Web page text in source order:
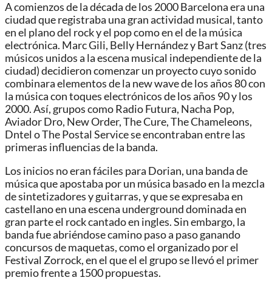
A comienzos de la década de los 2000 Barcelona era una
ciudad que registraba una gran actividad musical, tanto
en el plano del rock y el pop como en el de la música
electrónica. Marc Gili, Belly Hernández y Bart Sanz (tres
músicos unidos a la escena musical independiente de la
ciudad) decidieron comenzar un proyecto cuyo sonido
combinara elementos de la new wave de los años 80 con
la música con toques electrónicos de los años 90 y los
2000. Así, grupos como Radio Futura, Nacha Pop,
Aviador Dro, New Order, The Cure, The Chameleons,
Dntel o The Postal Service se encontraban entre las
primeras influencias de la banda.
Los inicios no eran fáciles para Dorian, una banda de
música que apostaba por un música basado en la mezcla
de sintetizadores y guitarras, y que se expresaba en
castellano en una escena underground dominada en
gran parte el rock cantado en ingles. Sin embargo, la
banda fue abriéndose camino paso a paso ganando
concursos de maquetas, como el organizado por el
Festival Zorrock, en el que el el grupo se llevó el primer
premio frente a 1500 propuestas.